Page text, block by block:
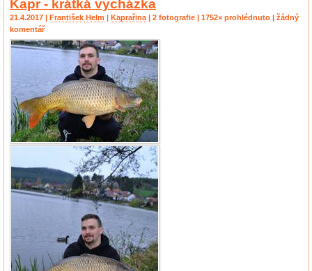
Kapr - krátká vycházka
21.4.2017 | František Helm | Kaprařina | 2 fotografie | 1752× prohlédnuto | žádný
komentář